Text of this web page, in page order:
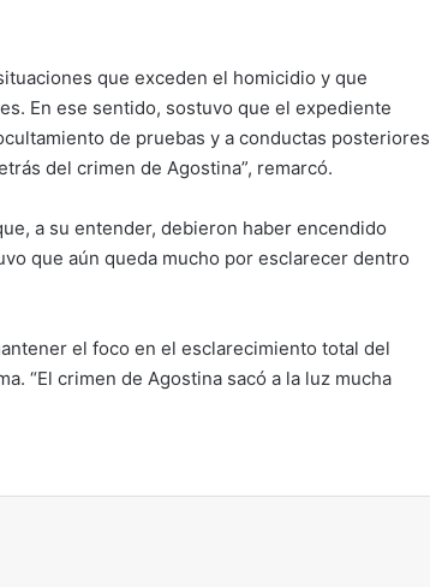
que exceden el homicidio y que
En ese sentido, sostuvo que el expediente
de pruebas y a conductas posteriores
del crimen de Agostina”, remarcó.
a su entender, debieron haber encendido
que aún queda mucho por esclarecer dentro
el foco en el esclarecimiento total del
“El crimen de Agostina sacó a la luz mucha